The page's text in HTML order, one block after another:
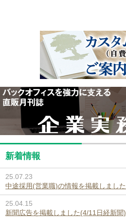
新着情報
25.07.23
中途採用(営業職)の情報を掲載しました
25.04.15
新聞広告を掲載しました(4/11日経新聞)